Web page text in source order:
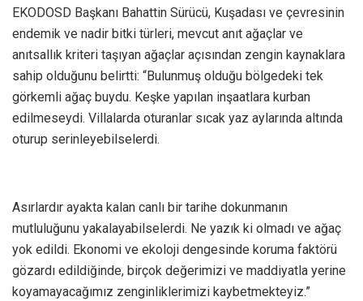
EKODOSD Başkanı Bahattin Sürücü, Kuşadası ve çevresinin
endemik ve nadir bitki türleri, mevcut anıt ağaçlar ve
anıtsallık kriteri taşıyan ağaçlar açısından zengin kaynaklara
sahip olduğunu belirtti: “Bulunmuş olduğu bölgedeki tek
görkemli ağaç buydu. Keşke yapılan inşaatlara kurban
edilmeseydi. Villalarda oturanlar sıcak yaz aylarında altında
oturup serinleyebilselerdi.
Asırlardır ayakta kalan canlı bir tarihe dokunmanın
mutluluğunu yakalayabilselerdi. Ne yazık ki olmadı ve ağaç
yok edildi. Ekonomi ve ekoloji dengesinde koruma faktörü
gözardı edildiğinde, birçok değerimizi ve maddiyatla yerine
koyamayacağımız zenginliklerimizi kaybetmekteyiz.”